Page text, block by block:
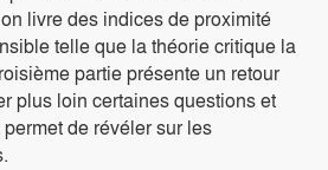
livre des indices de proximité
telle que la théorie critique la
partie présente un retour
plus loin certaines questions et
de révéler sur les